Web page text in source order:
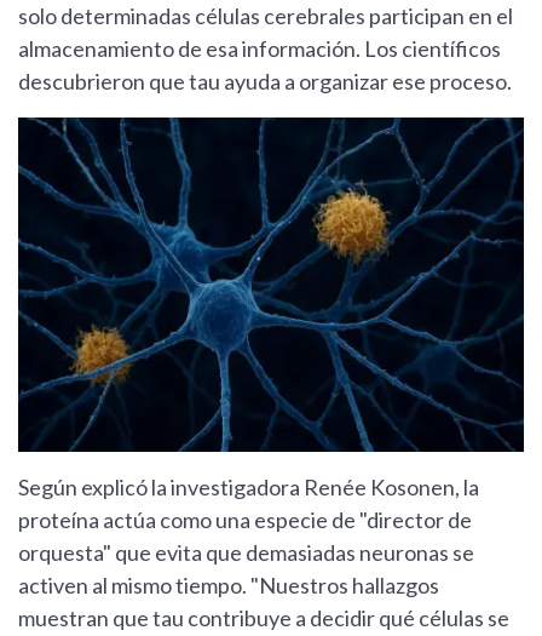
solo determinadas células cerebrales participan en el
almacenamiento de esa información. Los científicos
descubrieron que tau ayuda a organizar ese proceso.
Según explicó la investigadora Renée Kosonen, la
proteína actúa como una especie de "director de
orquesta" que evita que demasiadas neuronas se
activen al mismo tiempo. "Nuestros hallazgos
muestran que tau contribuye a decidir qué células se